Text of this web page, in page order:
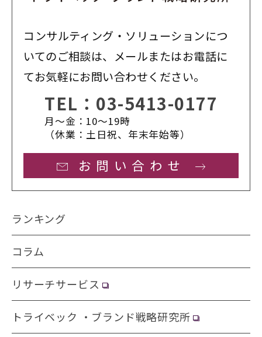
コンサルティング・ソリューションにつ
いてのご相談は、メールまたはお電話に
てお気軽にお問い合わせください。
TEL： 03-5413-0177
月〜金：10〜19時
（休業：土日祝、年末年始等）
お問い合わせ
ランキング
コラム
リサーチサービス
トライベック ・ブランド戦略研究所